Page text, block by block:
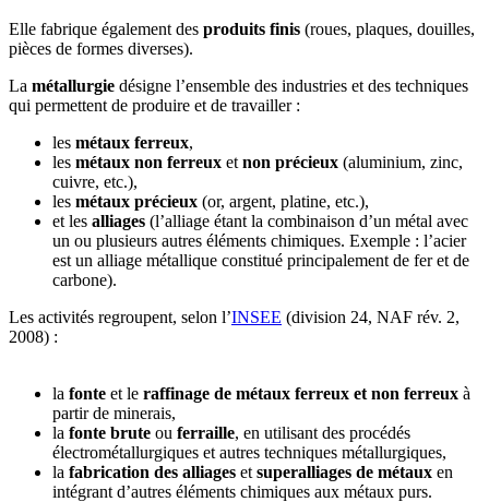
Elle fabrique également des produits finis (roues, plaques, douilles,
pièces de formes diverses).
La métallurgie désigne l’ensemble des industries et des techniques
qui permettent de produire et de travailler :
les métaux ferreux,
les métaux non ferreux et non précieux (aluminium, zinc,
cuivre, etc.),
les métaux précieux (or, argent, platine, etc.),
et les alliages (l’alliage étant la combinaison d’un métal avec
un ou plusieurs autres éléments chimiques. Exemple : l’acier
est un alliage métallique constitué principalement de fer et de
carbone).
Les activités regroupent, selon l’INSEE (division 24, NAF rév. 2,
2008) :
la fonte et le raffinage de métaux ferreux et non ferreux à
partir de minerais,
la fonte brute ou ferraille, en utilisant des procédés
électrométallurgiques et autres techniques métallurgiques,
la fabrication des alliages et superalliages de métaux en
intégrant d’autres éléments chimiques aux métaux purs.